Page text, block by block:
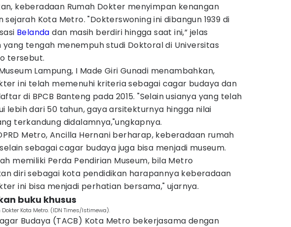
keberadaan Rumah Dokter menyimpan kenangan
sejarah Kota Metro. "Dokterswoning ini dibangun 1939 di
Belanda dan masih berdiri hingga saat ini,” jelas
yang tengah menempuh studi Doktoral di Universitas
tersebut.
Lampung, I Made Giri Gunadi menambahkan,
ini telah memenuhi kriteria sebagai cagar budaya dan
di BPCB Banteng pada 2015. "Selain usianya yang telah
lebih dari 50 tahun, gaya arsitekturnya hingga nilai
terkandung didalamnya,"ungkapnya.
Metro, Ancilla Hernani berharap, keberadaan rumah
sebagai cagar budaya juga bisa menjadi museum.
memiliki Perda Pendirian Museum, bila Metro
diri sebagai kota pendidikan harapannya keberadaan
ini bisa menjadi perhatian bersama," ujarnya.
buku khusus
Kota Metro. (IDN Times/Istimewa).
Budaya (TACB) Kota Metro bekerjasama dengan